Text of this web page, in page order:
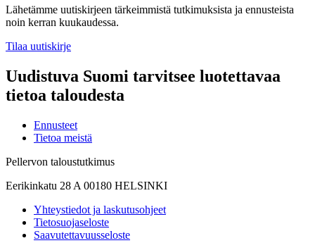
Lähetämme uutiskirjeen tärkeimmistä tutkimuksista ja ennusteista
noin kerran kuukaudessa.
Tilaa uutiskirje
Uudistuva Suomi tarvitsee luotettavaa
tietoa taloudesta
Ennusteet
Tietoa meistä
Pellervon taloustutkimus
Eerikinkatu 28 A 00180 HELSINKI
Yhteystiedot ja laskutusohjeet
Tietosuojaseloste
Saavutettavuusseloste